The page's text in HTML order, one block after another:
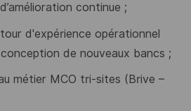
continue ;
d'expérience opérationnel
de nouveaux bancs ;
métier MCO tri-sites (Brive –